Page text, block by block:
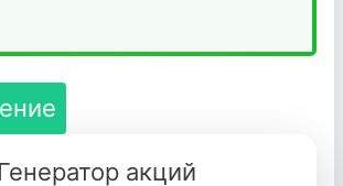
Генератор акций